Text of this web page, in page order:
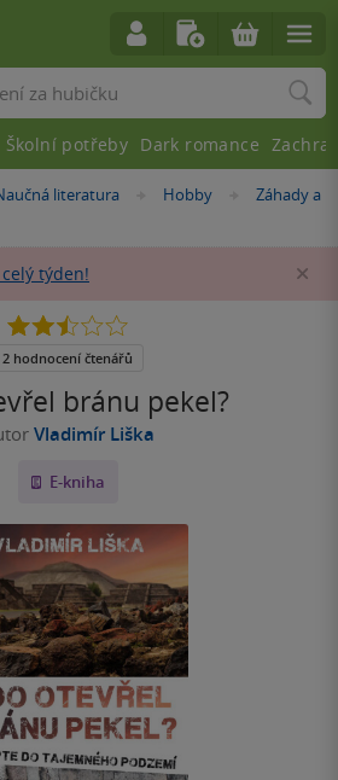
literatura »Hobby »
Záhady a
týden!
bránu pekel?
Vladimír Liška
E-kniha
2.5
5
2 hodnocení čtenářů
Školní potřeby Dark romance